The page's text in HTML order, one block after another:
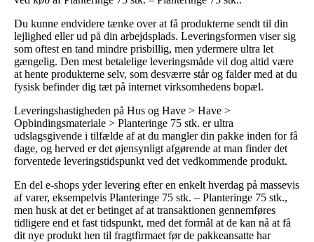
Du kunne endvidere tænke over at få produkterne sendt til din
lejlighed eller ud på din arbejdsplads. Leveringsformen viser sig
som oftest en tand mindre prisbillig, men ydermere ultra let
gængelig. Den mest betalelige leveringsmåde vil dog altid være
at hente produkterne selv, som desværre står og falder med at du
fysisk befinder dig tæt på internet virksomhedens bopæl.
Leveringshastigheden på Hus og Have > Have >
Opbindingsmateriale > Planteringe 75 stk. er ultra
udslagsgivende i tilfælde af at du mangler din pakke inden for få
dage, og herved er det øjensynligt afgørende at man finder det
forventede leveringstidspunkt ved det vedkommende produkt.
En del e-shops yder levering efter en enkelt hverdag på massevis
af varer, eksempelvis Planteringe 75 stk. – Planteringe 75 stk.,
men husk at det er betinget af at transaktionen gennemføres
tidligere end et fast tidspunkt, med det formål at de kan nå at få
dit nye produkt hen til fragtfirmaet før de pakkeansatte har